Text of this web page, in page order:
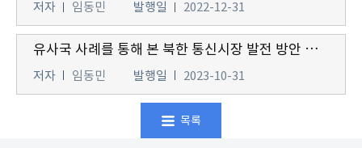
저자 임동민 발행일 2022-12-31
유사국 사례를 통해 본 북한 통신시장 발전 방안 연구
저자 임동민 발행일 2023-10-31
목록